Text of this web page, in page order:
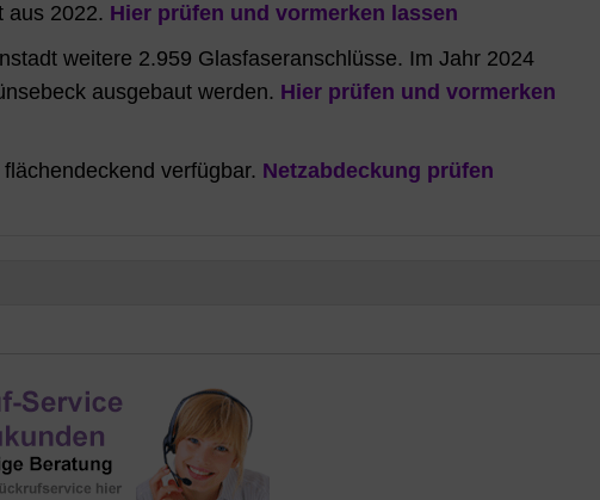
aus 2022. Hier prüfen und vormerken lassen
weitere 2.959 Glasfaseranschlüsse. Im Jahr 2024
ausgebaut werden. Hier prüfen und vormerken
verfügbar. Netzabdeckung prüfen